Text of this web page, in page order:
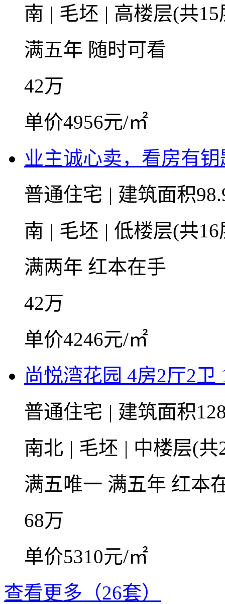
南 | 毛坯 | 高楼层(共
满五年 随时可看
42万
单价4956元/㎡
业主诚心卖，看房有钥
普通住宅 | 建筑面积
南 | 毛坯 | 低楼层(共
满两年 红本在手
42万
单价4246元/㎡
尚悦湾花园 4房2厅2卫
普通住宅 | 建筑面积
南北 | 毛坯 | 中楼层(
满五唯一 满五年 红本
68万
单价5310元/㎡
查看更多（26套）